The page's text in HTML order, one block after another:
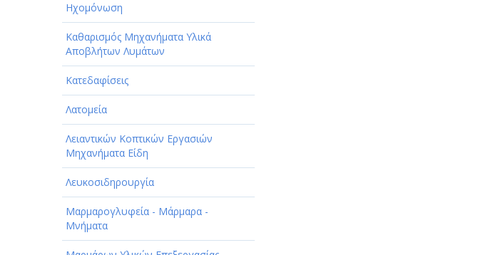
Ηχομόνωση
Καθαρισμός Μηχανήματα Υλικά
Αποβλήτων Λυμάτων
Κατεδαφίσεις
Λατομεία
Λειαντικών Κοπτικών Εργασιών
Μηχανήματα Είδη
Λευκοσιδηρουργία
Μαρμαρογλυφεία - Μάρμαρα -
Μνήματα